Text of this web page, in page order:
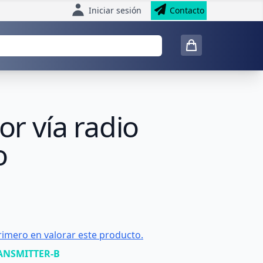
Iniciar sesión Contacto
vía radio
en valorar este producto.
B